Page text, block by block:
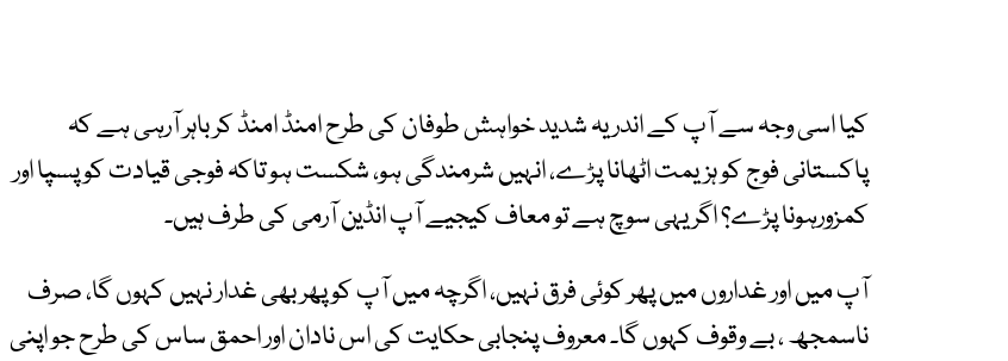
کیا اسی وجہ سے آپ کے اندر یہ شدید خواہش طوفان کی طرح امنڈ امنڈ کر باہر آرہی ہے کہ
پاکستانی فوج کو ہزیمت اٹھانا پڑے، انہیں شرمندگی ہو، شکست ہو تاکہ فوجی قیادت کو پسپا اور
کمزورہونا پڑے؟ اگر یہی سوچ ہے تو معاف کیجیے آپ انڈین آرمی کی طرف ہیں۔
آپ میں اور غداروں میں پھر کوئی فرق نہیں، اگرچہ میں آپ کو پھر بھی غدار نہیں کہوں گا، صرف
ناسمجھ ، بے وقوف کہوں گا۔ معروف پنجابی حکایت کی اس نادان اور احمق ساس کی طرح جو اپنی